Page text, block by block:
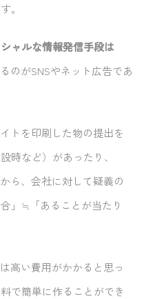
。
ャルな情報発信手段は
のがSNSやネット広告であ
トを印刷した物の提出を
時など）があったり、
ら、会社に対して疑義の
」≒「あることが当たり
高い費用がかかると思っ
で簡単に作ることができ